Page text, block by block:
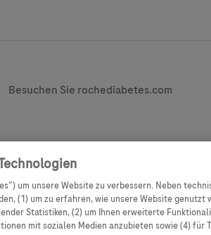
Legal & Privacy
Besuchen Sie rochediabetes.com
an eine breite Zielgruppe richten und enthält
Ihrem Land ansonsten nicht zugänglich oder gültig
für den Zugriff auf Informationen, die unter
um unsere Website zu verbessern. Neben
(1) um zu erfahren, wie unsere Website genutzt
Statistiken, (2) um Ihnen erweiterte
mit sozialen Medien anzubieten sowie (4) für